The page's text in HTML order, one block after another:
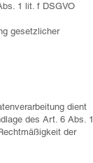
1 lit. f DSGVO
gesetzlicher
dient
des Art. 6 Abs. 1
der